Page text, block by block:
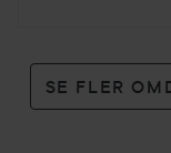
SE FLER